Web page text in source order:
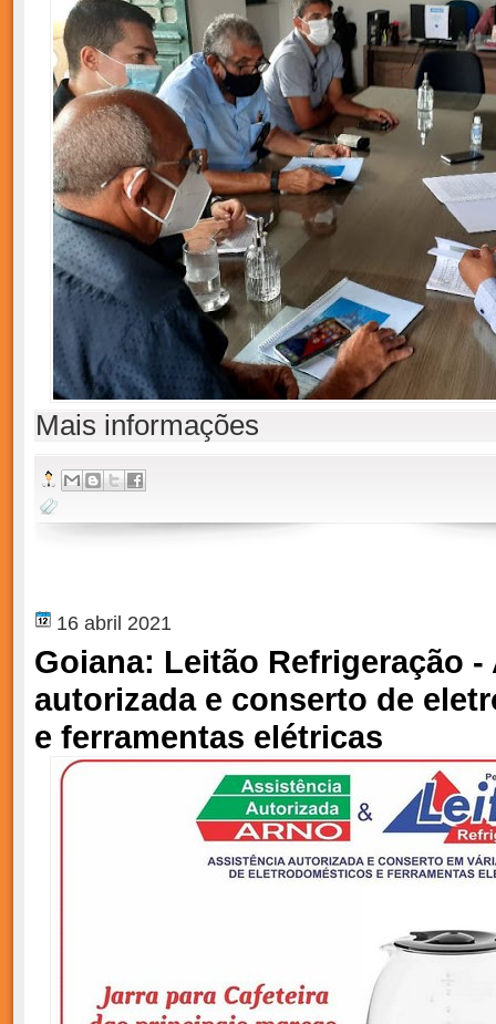
Mais informações
16 abril 2021
Goiana: Leitão Refrigeração
autorizada e conserto de
e ferramentas elétricas